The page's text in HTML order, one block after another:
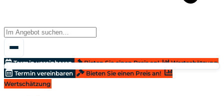
Termin vereinbaren Bieten Sie einen Preis an!
Wertschätzung
Termin vereinbaren
Bieten Sie einen Preis an!
Wertschätzung